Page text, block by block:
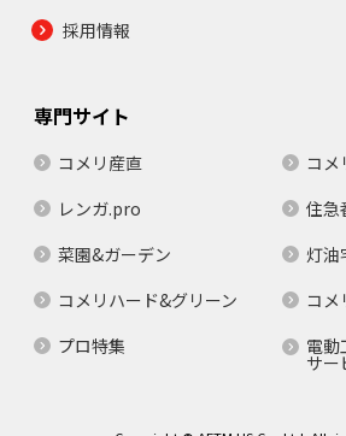
採用情報
専門サイト
コメリ産直
コメ
レンガ.pro
住急
菜園&ガーデン
灯油
コメリハード&グリーン
コメ
プロ特集
電動
サー